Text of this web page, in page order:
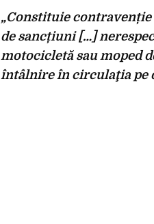
„Constituie contravenție
de sancțiuni […]
motocicletă sau moped
întâlnire în circulaţia pe